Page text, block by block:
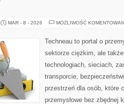
MAR - 8 - 2026 MOŻLIWOŚĆ
Techneau to portal o
sektorze ciężkim, ale
technologiach, sieciach,
transporcie,
przestrzeń dla osób, które
przemysłowe bez zbędnej